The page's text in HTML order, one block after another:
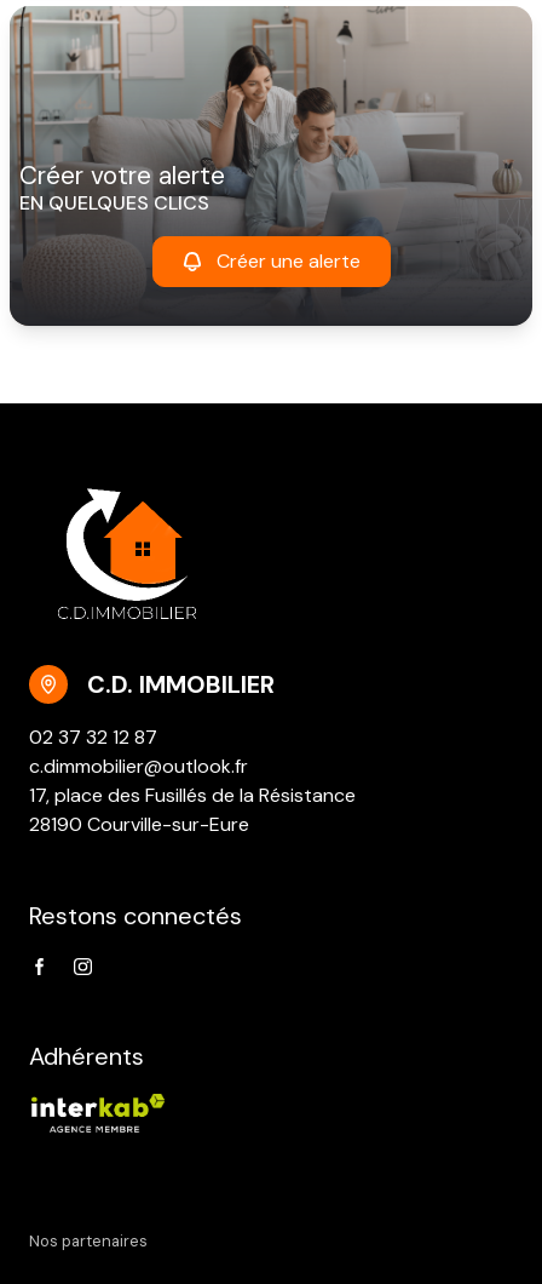
créer votre alerte
EN QUELQUES CLICS
Créer une alerte
C.D. IMMOBILIER
02 37 32 12 87
c.dimmobilier@outlook.fr
17, place des Fusillés de la Résistance
28190 Courville-sur-Eure
Restons connectés
Adhérents
Nos partenaires